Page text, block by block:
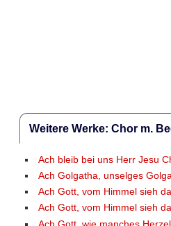
Weitere Werke: Chor m.
Ach bleib bei uns Herr Jesu
Ach Golgatha, unselges
Ach Gott, vom Himmel sieh
Ach Gott, vom Himmel sieh